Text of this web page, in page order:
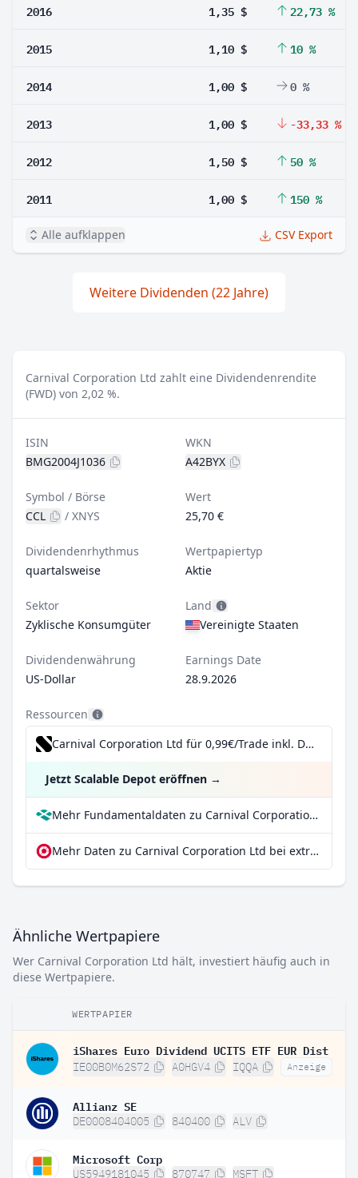
2016 1,35 $ 22,73 %
2015 1,10 $ 10 %
2014 1,00 $ 0 %
2013 1,00 $ -33,33 %
2012 1,50 $ 50 %
2011 1,00 $ 150 %
Alle aufklappen CSV Export
Weitere Dividenden (22 Jahre)
Carnival Corporation Ltd zahlt eine Dividendenrendite
(FWD) von 2,02 %.
ISIN
BMG2004J1036
WKN
A42BYX
Symbol / Börse
CCL
/ XNYS
Wert
25,70 €
Dividendenrhythmus
quartalsweise
Wertpapiertyp
Aktie
Sektor
Zyklische Konsumgüter
Land
Vereinigte Staaten
Dividendenwährung
US-Dollar
Earnings Date
28.9.2026
Ressourcen
Carnival Corporation Ltd für 0,99€/Trade inkl. Dividend Reinvestment Plan
Jetzt Scalable Depot eröffnen →
Mehr Fundamentaldaten zu Carnival Corporation Ltd bei Parqet
Mehr Daten zu Carnival Corporation Ltd bei extraETF
Ähnliche Wertpapiere
Wer Carnival Corporation Ltd hält, investiert häufig auch in
diese Wertpapiere.
WERTPAPIER
iShares Euro Dividend UCITS ETF EUR Dist
IE00B0M62S72 A0HGV4 IQQA Anzeige
Allianz SE
DE0008404005 840400 ALV
Microsoft Corp
US5949181045 870747 MSFT